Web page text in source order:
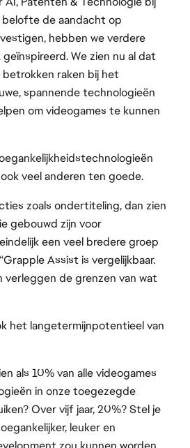
belofte de aandacht op
hebben we verdere
We zien nu al dat
raken bij het
spannende technologieën
om videogames te kunnen
veel anderen ten goede.
zoals ondertiteling, dan zien
gebouwd zijn voor
een veel bredere groep
Assist is vergelijkbaar.
verleggen de grenzen van wat
het langetermijnpotentieel van
als 10% van alle videogames
in onze toegezegde
Over vijf jaar, 20%? Stel je
leuker en